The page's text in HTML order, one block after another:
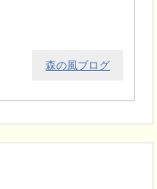
森の風ブログ